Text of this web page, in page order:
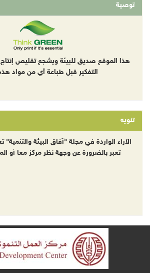
توصية
هذا الموقع صديق للبيئة ويشجع تقليص إنتاج
التفكير قبل طباعة أي من مواد
تنويه
الآراء الواردة في مجلة "آفاق البيئة والتنمية"
تعبر بالضرورة عن وجهة نظر مركز معا أو